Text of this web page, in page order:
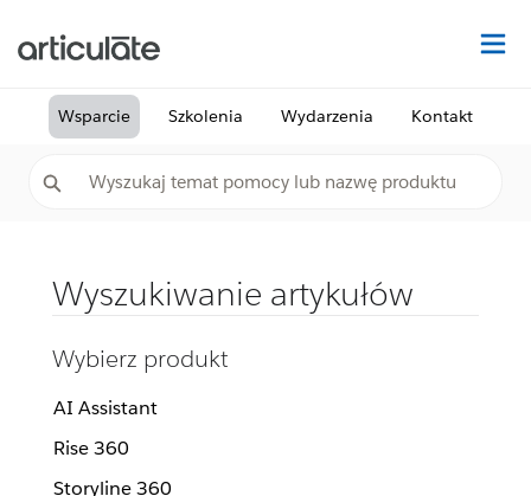
Wsparcie Szkolenia Wydarzenia Kontakt
Wyszukiwanie artykułów
Wybierz produkt
AI Assistant
Rise 360
Storyline 360